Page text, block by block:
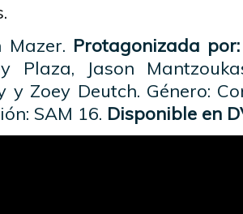
Mazer. Protagonizada por:
Plaza, Jason
y Zoey Deutch. Género:
SAM 16. Disponible en